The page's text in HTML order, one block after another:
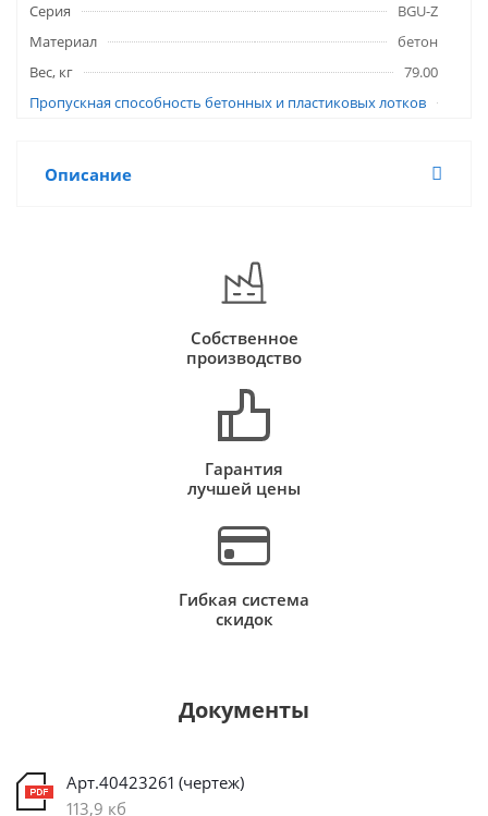
Серия
BGU-Z
Материал
бетон
Вес, кг
79.00
Пропускная способность бетонных и пластиковых лотков
Описание
Собственное
производство
Гарантия
лучшей цены
Гибкая система
скидок
Документы
Арт.40423261 (чертеж)
113,9 кб